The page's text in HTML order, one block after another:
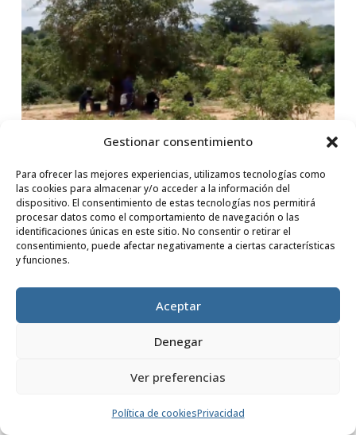
Gestionar consentimiento
Para ofrecer las mejores experiencias, utilizamos tecnologías como
las cookies para almacenar y/o acceder a la información del
dispositivo. El consentimiento de estas tecnologías nos permitirá
procesar datos como el comportamiento de navegación o las
identificaciones únicas en este sitio. No consentir o retirar el
consentimiento, puede afectar negativamente a ciertas características
y funciones.
Aceptar
Denegar
Ver preferencias
Política de cookiesPrivacidad
Un paso más hacia la
educación y la seguridad
alimentaria en Tete
porFundación Dilaya
LEER MÁS